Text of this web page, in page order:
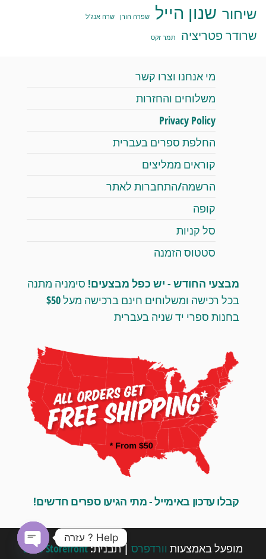
שיחור שנון הייל שפרה הורן שרה אנג'ל
שרודר פטריציה תמר זקס
מי אנחנו וצרו קשר
משלוחים והחזרות
Privacy Policy
החלפת ספרים בעברית
קוראים ממליצים
הרשמה/התחברות לאתר
קופה
סל קניות
סטטוס הזמנה
מבצעי החודש - יש כפל מבצעים! סימניה מתנה
בכל רכישה ומשלוחים חינם ברכישה מעל $50
בחנות ספרי יד שניה בעברית
קבלו עדכון באימייל - מתי הגיעו ספרים חדשים!
מופעל באמצעות וורדפרס |תבנית:Envo Storefront
Help ? עזרה